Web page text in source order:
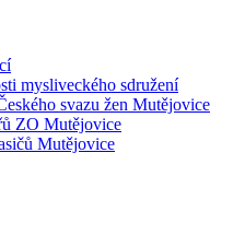
mysliveckého sdružení
svazu žen Mutějovice
ZO Mutějovice
Mutějovice